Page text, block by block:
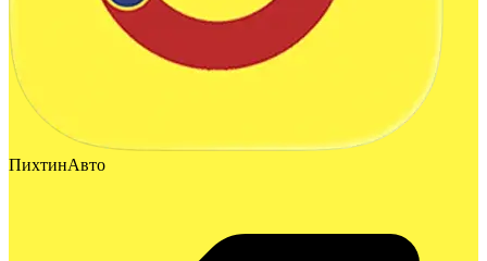
ПихтинАвто